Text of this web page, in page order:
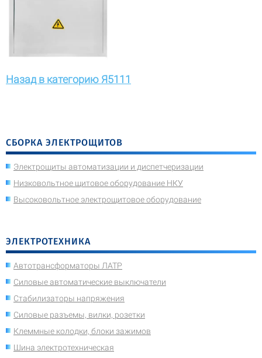
СБОРКА ЭЛЕКТРОЩИТОВ
Электрощиты автоматизации и диспетчеризации
Низковольтное щитовое оборудование НКУ
Высоковольтное электрощитовое оборудование
ЭЛЕКТРОТЕХНИКА
Автотрансформаторы ЛАТР
Силовые автоматические выключатели
Стабилизаторы напряжения
Силовые разъемы, вилки, розетки
Клеммные колодки, блоки зажимов
Шина электротехническая
Назад в категорию Я5111